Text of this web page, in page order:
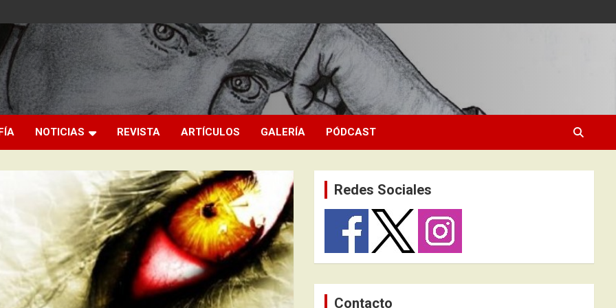
NOTICIAS REVISTA ARTÍCULOS GALERÍA PÓDCAST
Redes Sociales
Contacto